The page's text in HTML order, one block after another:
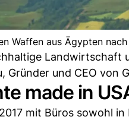
Waffen aus Ägypten
Gründer und CEO von
made in
mit Büros sowohl